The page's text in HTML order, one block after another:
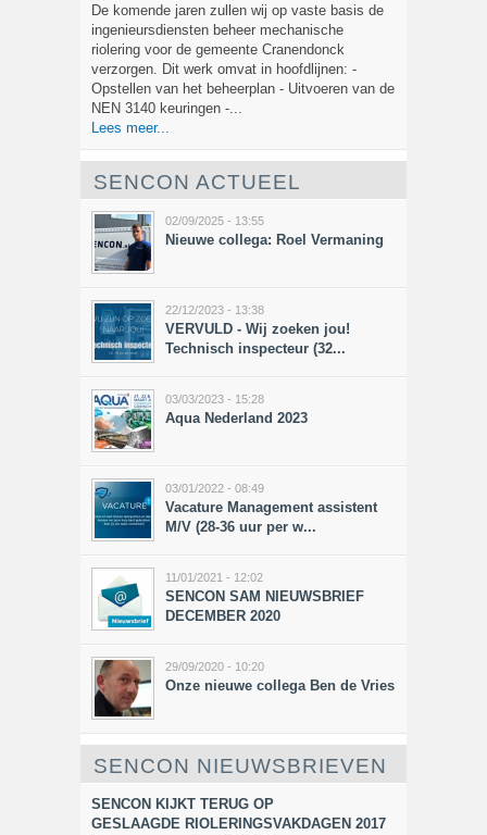
De komende jaren zullen wij op vaste basis de
ingenieursdiensten beheer mechanische
riolering voor de gemeente Cranendonck
verzorgen. Dit werk omvat in hoofdlijnen: -
Opstellen van het beheerplan - Uitvoeren van de
NEN 3140 keuringen -...
Lees meer...
SENCON ACTUEEL
02/09/2025 - 13:55
Nieuwe collega: Roel Vermaning
22/12/2023 - 13:38
VERVULD - Wij zoeken jou!
Technisch inspecteur (32...
03/03/2023 - 15:28
Aqua Nederland 2023
03/01/2022 - 08:49
Vacature Management assistent
M/V (28-36 uur per w...
11/01/2021 - 12:02
SENCON SAM NIEUWSBRIEF
DECEMBER 2020
29/09/2020 - 10:20
Onze nieuwe collega Ben de Vries
SENCON NIEUWSBRIEVEN
SENCON KIJKT TERUG OP
GESLAAGDE RIOLERINGSVAKDAGEN 2017